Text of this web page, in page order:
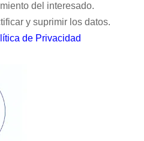
del interesado.
y suprimir los datos.
de Privacidad